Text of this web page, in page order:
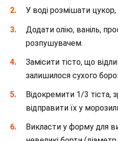
У воді розмішати
Додати олію, ваніль,
розпушувачем.
Замісити тісто, що
залишилося сухого
Відокремити 1/3 тіста,
відправити їх у
Викласти у форму для